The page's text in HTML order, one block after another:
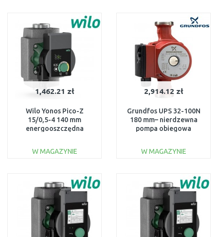
Do porównania Do porównania
1,462.21 zł
Wilo Yonos Pico-Z
15/0,5-4 140 mm
energooszczędna
W MAGAZYNIE
Do porównania
2,914.12 zł
Grundfos UPS 32-100N
180 mm– nierdzewna
pompa obiegowa
W MAGAZYNIE
Do porównania